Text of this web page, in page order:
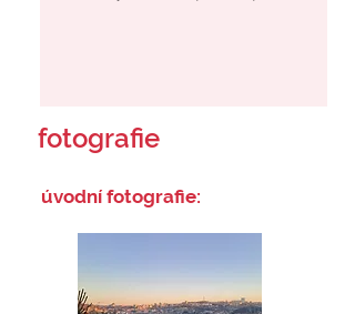
fotografie
úvodní fotografie: